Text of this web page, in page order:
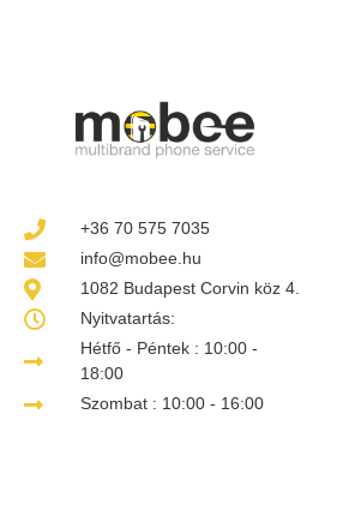
+36 70 575 7035
info@mobee.hu
1082 Budapest Corvin köz 4.
Nyitvatartás:
Hétfő - Péntek : 10:00 -
18:00
Szombat : 10:00 - 16:00